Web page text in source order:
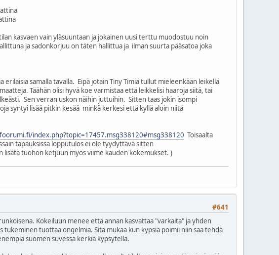
kasvaen vain yläsuuntaan ja jokainen uusi terttu muodostuu noin
ja sadonkorjuu on täten hallittua ja ilman suurta pääsatoa joka
samalla tavalla. Eipä jotain Tiny Timiä tullut mieleenkään leikellä
Täähän olisi hyvä koe varmistaa että leikkelisi haaroja siitä, tai
Sen verran uskon näihin juttuihin. Sitten taas jokin isompi
syntyi lisää pitkin kesää minkä kerkesi että kyllä aloin niitä
index.php?topic=17457.msg338120#msg338120 Toisaalta
tapauksissa lopputulos ei ole tyydyttävä sitten
tuohon ketjuun myös viime kauden kokemukset. )
#641
Kokeiluun menee että annan kasvattaa "varkaita" ja yhden
tuottaa ongelmia. Sitä mukaa kun kypsiä poimii niin saa tehdä
suomen suvessa kerkiä kypsytellä.